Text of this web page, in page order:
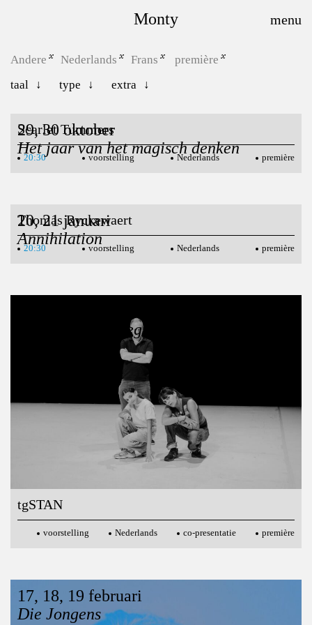
Monty
Andere Nederlands Frans
première
taal
type extra
29, 30 oktober
Het jaar van het magisch denken
Scarlet Tummers
20:30 voorstelling Nederlands première
20, 21 januari
Annihilation
Thomas Ryckewaert
20:30 voorstelling Nederlands première
De Wereld Herbeginnen
tgSTAN
voorstelling Nederlands co-presentatie première
17, 18, 19 februari
Die Jongens
Joshua Smits / Monty